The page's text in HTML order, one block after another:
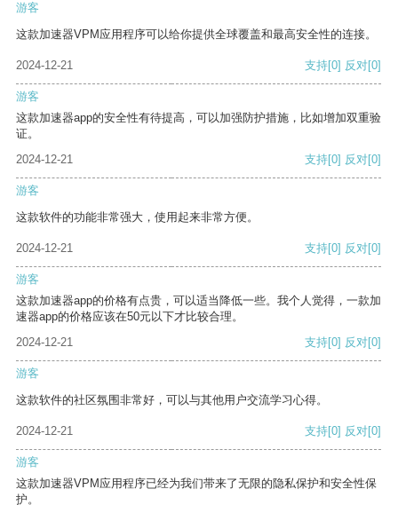
游客
这款加速器VPM应用程序可以给你提供全球覆盖和最高安全性的连接。
2024-12-21 支持[0] 反对[0]
游客
这款加速器app的安全性有待提高，可以加强防护措施，比如增加双重验
证。
2024-12-21
支持[0] 反对[0]
游客
这款软件的功能非常强大，使用起来非常方便。
2024-12-21 支持[0] 反对[0]
游客
这款加速器app的价格有点贵，可以适当降低一些。我个人觉得，一款加
速器app的价格应该在50元以下才比较合理。
2024-12-21
支持[0] 反对[0]
游客
这款软件的社区氛围非常好，可以与其他用户交流学习心得。
2024-12-21 支持[0] 反对[0]
游客
这款加速器VPM应用程序已经为我们带来了无限的隐私保护和安全性保
护。